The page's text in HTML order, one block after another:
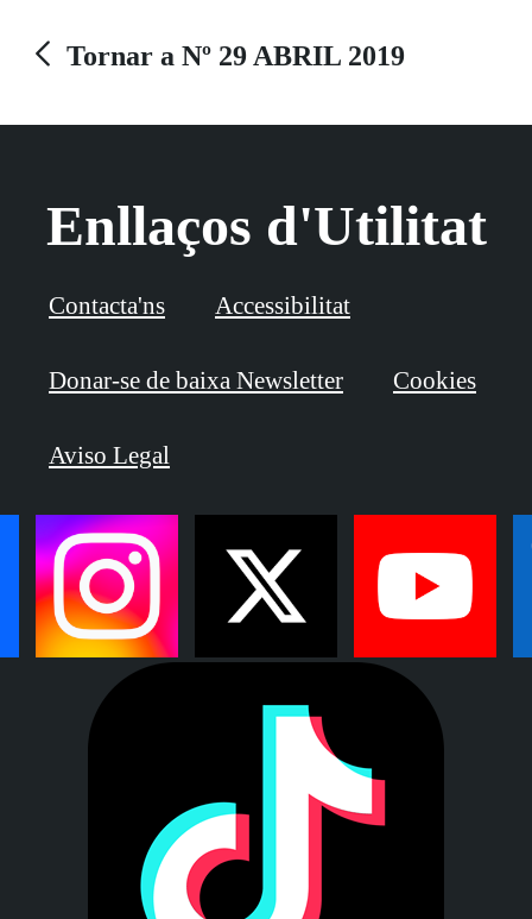
Tornar a Nº 29 ABRIL 2019
Enllaços d'Utilitat
Contacta'ns Accessibilitat
Donar-se de baixa Newsletter Cookies
Aviso Legal